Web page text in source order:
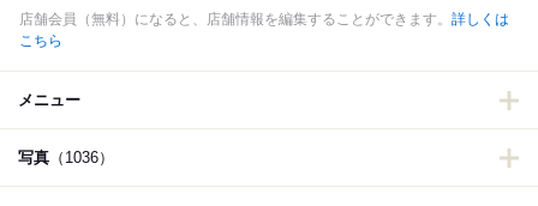
店舗会員（無料）になると、店舗情報を編集することができます。 詳しくは
こちら
メニュー
写真 （1036）